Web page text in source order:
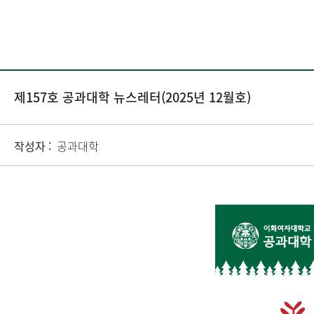
제157호 공과대학 뉴스레터(2025년 12월호)
작성자 : 공과대학